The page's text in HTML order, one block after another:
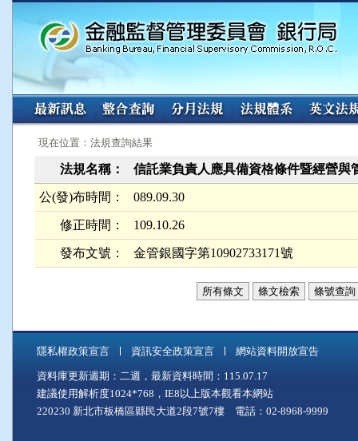
:::
現在位置：法規查詢結果
法規名稱： 信託業負責人應具備資格條件暨經營
公(發)布時間： 089.09.30
修正時間： 109.10.26
發布文號： 金管銀國字第10902733171號
所有條文 條文檢索 條號查詢
隱私權政策宣言 資訊安全政策宣言 網站資料開放宣告
資料庫更新週期：二週，最新資料時間：115.07.17
建議使用解析度1024*768，IE8以上版本觀看本網站
220230 新北市板橋區縣民大道2段7號7樓 電話：02-8968-9999